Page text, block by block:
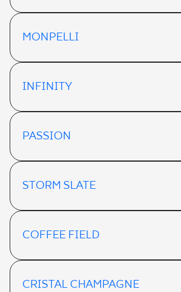
MONPELLI
INFINITY
PASSION
STORM SLATE
COFFEE FIELD
CRISTAL CHAMPAGNE